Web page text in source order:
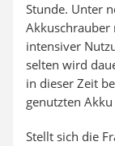
Stunde. Unter
Akkuschrauber
intensiver
selten wird
in dieser Zeit
genutzten
Stellt sich die